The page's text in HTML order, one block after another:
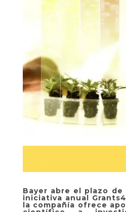
Bayer abre el plazo
iniciativa anual
la compañía ofrece